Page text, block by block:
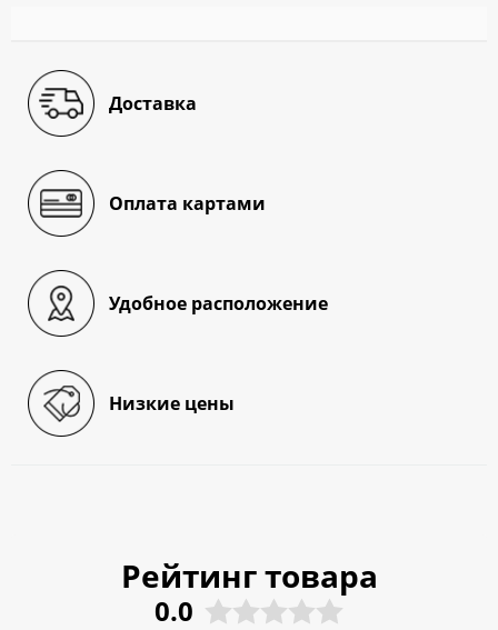
Доставка
Оплата картами
Удобное расположение
Низкие цены
Рейтинг товара
0.0